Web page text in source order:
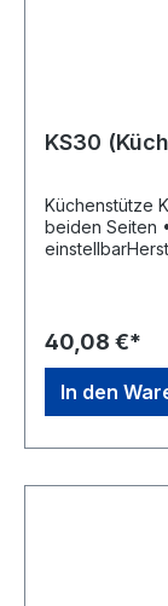
KS30
Küchenstütze
beiden Seiten • Stufenlos verstellbar • Spannkraft
40,08 €*
In den